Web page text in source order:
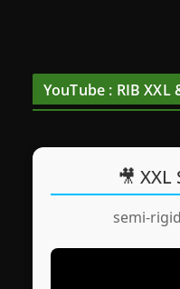
YouTube : RIB XXL
🎥
semi-